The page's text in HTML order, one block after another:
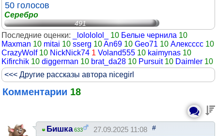
50 голосов
Серебро
491
Последние оценки: _lolololol_ 10 Белые чернила 10
Maxman 10 mitai 10 sserg 10An69 10 Geo71 10 Алексссс 10
CrazyWolf 10 NickNick74 1 Voland555 10 kaimynas 10
Kifirchik 10 diggerman 10 brat_da28 10 Pursuit 10 Daimler 10
<<< Другие рассказы автора nicegirl
Комментарии 18
Бишка 633 27.09.2025 11:08 #